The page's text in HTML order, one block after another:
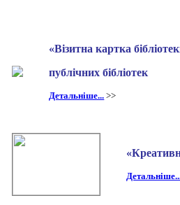
«Візитна картка
публічних бібліотек
Детальніше... >>